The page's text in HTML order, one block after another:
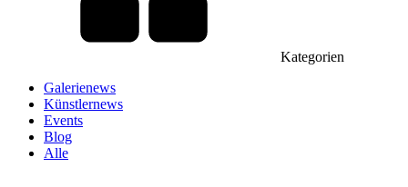
Kategorien
Galerienews
Künstlernews
Events
Blog
Alle